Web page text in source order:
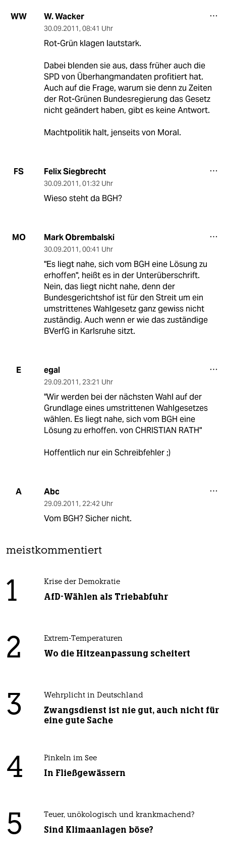
WW W. Wacker
30.09.2011, 08:41 Uhr
Rot-Grün klagen lautstark.
Dabei blenden sie aus, dass früher auch die
SPD von Überhangmandaten profitiert hat.
Auch auf die Frage, warum sie denn zu Zeiten
der Rot-Grünen Bundesregierung das Gesetz
nicht geändert haben, gibt es keine Antwort.
Machtpolitik halt, jenseits von Moral.
FS Felix Siegbrecht
30.09.2011, 01:32 Uhr
Wieso steht da BGH?
MO Mark Obrembalski
30.09.2011, 00:41 Uhr
"Es liegt nahe, sich vom BGH eine Lösung zu
erhoffen", heißt es in der Unterüberschrift.
Nein, das liegt nicht nahe, denn der
Bundesgerichtshof ist für den Streit um ein
umstrittenes Wahlgesetz ganz gewiss nicht
zuständig. Auch wenn er wie das zuständige
BVerfG in Karlsruhe sitzt.
E egal
29.09.2011, 23:21 Uhr
"Wir werden bei der nächsten Wahl auf der
Grundlage eines umstrittenen Wahlgesetzes
wählen. Es liegt nahe, sich vom BGH eine
Lösung zu erhoffen. von CHRISTIAN RATH"
Hoffentlich nur ein Schreibfehler ;)
A Abc
29.09.2011, 22:42 Uhr
Vom BGH? Sicher nicht.
meistkommentiert
1 Krise der Demokratie
AfD-Wählen als Triebabfuhr
2 Extrem-Temperaturen
Wo die Hitzeanpassung scheitert
3 Wehrplicht in Deutschland
Zwangsdienst ist nie gut, auch nicht für
eine gute Sache
4 Pinkeln im See
In Fließgewässern
5 Teuer, unökologisch und krankmachend?
Sind Klimaanlagen böse?